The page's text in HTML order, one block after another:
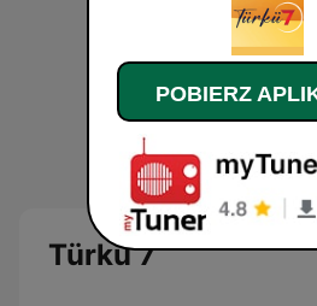
Türkü 7
POBIERZ